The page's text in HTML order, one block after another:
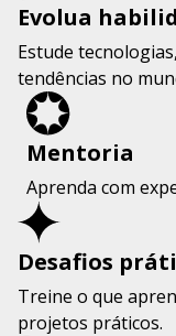
Evolua
Estude
tendências no
Mentoria
Aprenda com
Desafios
Treine o que
projetos práticos.